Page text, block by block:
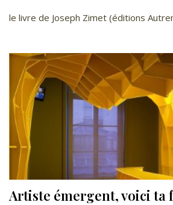
le livre de Joseph Zimet (éditions
Artiste émergent, voici ta